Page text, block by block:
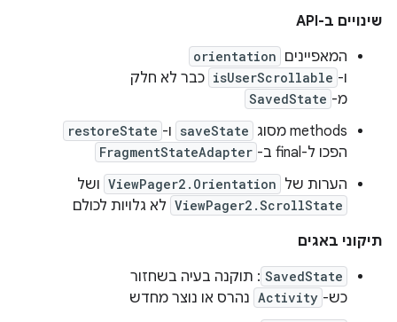
שינויים ב-API
המאפיינים orientation
ו- isUserScrollable כבר לא חלק
מ- SavedState
‫methods מסוג saveState ו- restoreState
הפכו ל-final ב- FragmentStateAdapter
הערות של ViewPager2.Orientation ושל
ViewPager2.ScrollState לא גלויות לכולם
תיקוני באגים
SavedState : תוקנה בעיה בשחזור
כש- Activity נהרס או נוצר מחדש